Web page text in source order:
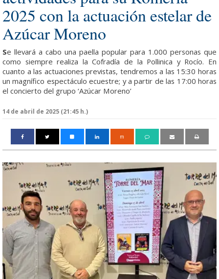
2025 con la actuación estelar de
Azúcar Moreno
Se llevará a cabo una paella popular para 1.000 personas que
como siempre realiza la Cofradía de la Pollinica y Rocío. En
cuanto a las actuaciones previstas, tendremos a las 15:30 horas
un magnífico espectáculo ecuestre; y a partir de las 17:00 horas
el concierto del grupo ‘Azúcar Moreno’
14 de abril de 2025 (21:45 h.)
m